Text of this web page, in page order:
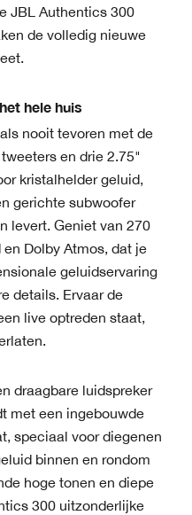
JBL Authentics 300
de volledig nieuwe
hele huis
nooit tevoren met de
en drie 2.75"
kristalhelder geluid,
gerichte subwoofer
levert. Geniet van 270
Dolby Atmos, dat je
geluidservaring
details. Ervaar de
live optreden staat,
draagbare luidspreker
met een ingebouwde
speciaal voor diegenen
binnen en rondom
hoge tonen en diepe
300 uitzonderlijke